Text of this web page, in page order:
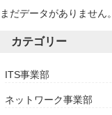
まだデータがありません。
カテゴリー
ITS事業部
ネットワーク事業部